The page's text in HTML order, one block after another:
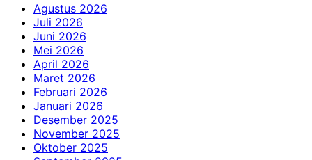
Agustus 2026
Juli 2026
Juni 2026
Mei 2026
April 2026
Maret 2026
Februari 2026
Januari 2026
Desember 2025
November 2025
Oktober 2025